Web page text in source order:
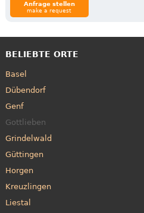
Anfrage stellen
make a request
BELIEBTE ORTE
Basel
Dübendorf
Genf
Gottlieben
Grindelwald
Güttingen
Horgen
Kreuzlingen
Liestal